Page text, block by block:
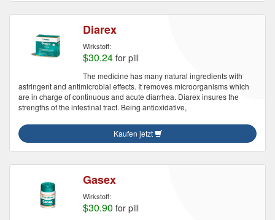
Diarex
Wirkstoff:
$30.24 for pill
The medicine has many natural ingredients with
astringent and antimicrobial effects. It removes microorganisms which
are in charge of continuous and acute diarrhea. Diarex insures the
strengths of the intestinal tract. Being antioxidative,
Kaufen jetzt
Gasex
Wirkstoff:
$30.90 for pill